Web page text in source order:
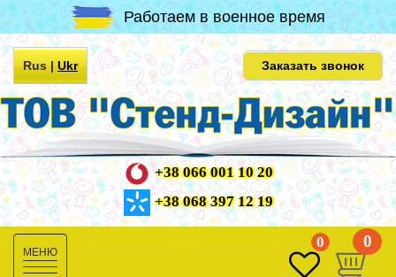
Работаем в военное время
Rus|Ukr Заказать звонок
+38 066 001 10 20
+38 068 397 12 19
Toggle
0 0